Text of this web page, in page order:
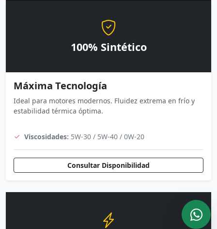
100% Sintético
Máxima Tecnología
Ideal para motores modernos. Fluidez extrema en frío y
estabilidad térmica óptima.
Viscosidades: 5W-30 / 5W-40 / 0W-20
Consultar Disponibilidad